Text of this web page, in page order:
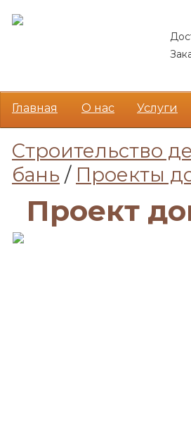
Главная О нас Услуги
Cтроительство
бань / Проекты
Проект